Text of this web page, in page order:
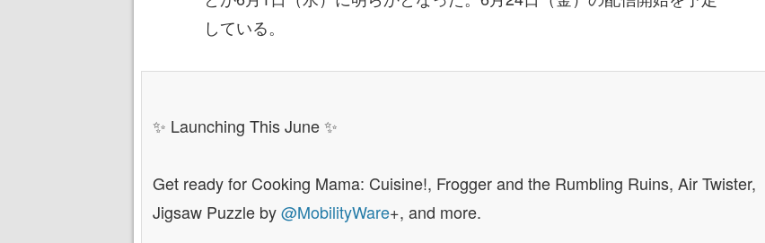
している。
✨ Launching This June ✨
Get ready for Cooking Mama: Cuisine!, Frogger and the Rumbling Ruins, Air Twister,
Jigsaw Puzzle by@MobilityWare+, and more.